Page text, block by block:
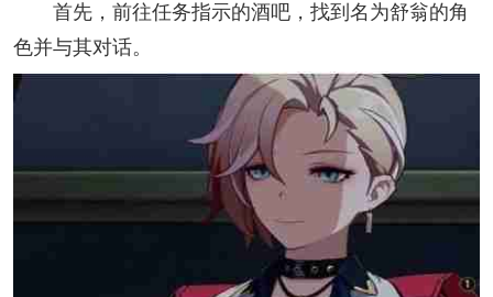
首先，前往任务指示的酒吧，找到名为舒翁的角
色并与其对话。